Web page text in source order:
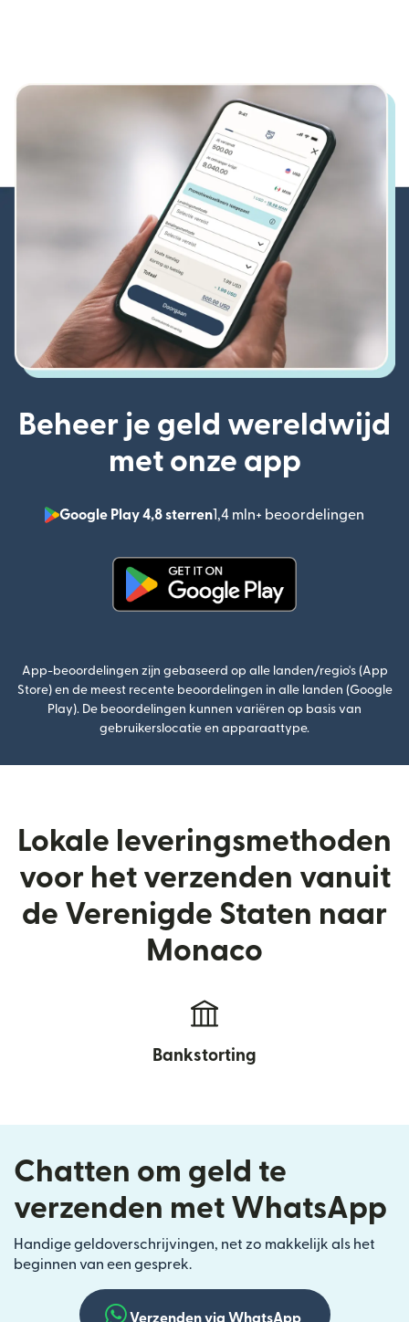
Beheer je geld wereldwijd
met onze app
Google Play 4,8 sterren1,4 mln+ beoordelingen
App-beoordelingen zijn gebaseerd op alle landen/regio's (App
Store) en de meest recente beoordelingen in alle landen (Google
Play). De beoordelingen kunnen variëren op basis van
gebruikerslocatie en apparaattype.
Lokale leveringsmethoden
voor het verzenden vanuit
de Verenigde Staten naar
Monaco
Bankstorting
Chatten om geld te
verzenden met WhatsApp
Handige geldoverschrijvingen, net zo makkelijk als het
beginnen van een gesprek.
Verzenden via WhatsApp